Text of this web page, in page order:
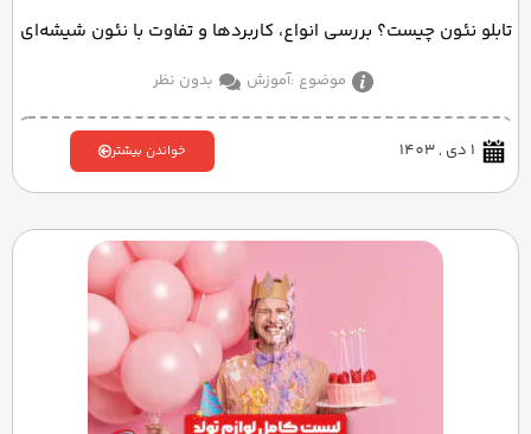
تابلو نئون چیست؟ بررسی انواع، کاربردها و تفاوت با نئون شیشه‌ای
موضوع :آموزش بدون نظر
1 دی , 1403 خواندن بیشتر